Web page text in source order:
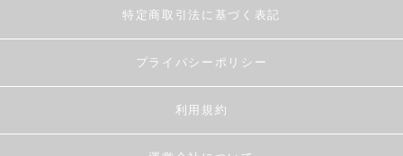
特定商取引法に基づく表記
プライバシーポリシー
利用規約